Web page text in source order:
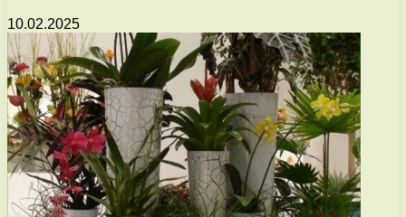
10.02.2025